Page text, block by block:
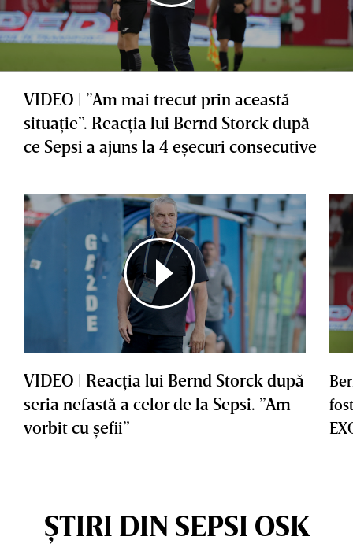
VIDEO | ”Am mai trecut prin această
situaţie”. Reacţia lui Bernd Storck după
ce Sepsi a ajuns la 4 eşecuri consecutive
VIDEO | Reacţia lui Bernd Storck după
seria nefastă a celor de la Sepsi. ”Am
vorbit cu şefii”
ȘTIRI DIN SEPSI OSK